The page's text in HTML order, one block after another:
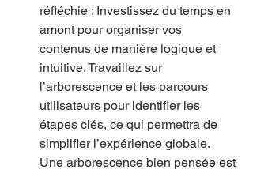
réfléchie : Investissez du temps en
amont pour organiser vos
contenus de manière logique et
intuitive. Travaillez sur
l’arborescence et les parcours
utilisateurs pour identifier les
étapes clés, ce qui permettra de
simplifier l’expérience globale.
Une arborescence bien pensée est